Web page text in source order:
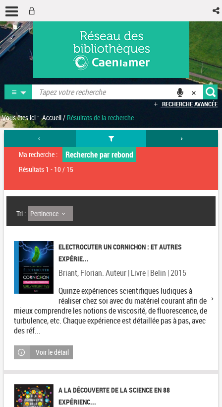
RECHERCHE AVANCÉE
Vous êtes ici : Accueil/ Résultats de la recherche
Ma recherche : Recherche par rebond
Résultats 1 - 10/ 15
Tri : Pertinence
ELECTROCUTER UN CORNICHON : ET AUTRES
EXPÉRIE...
Briant, Florian. Auteur | Livre | Belin | 2015
Quinze expériences scientifiques ludiques à
réaliser chez soi avec du matériel courant afin de
mieux comprendre les notions de viscosité, de fluorescence, de
turbulence, etc. Chaque expérience est détaillée pas à pas, avec
des réf...
Voir le détail
A LA DÉCOUVERTE DE LA SCIENCE EN 88
EXPÉRIENC...